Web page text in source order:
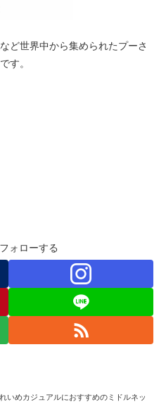
ど世界中から集められたプーさ
す。
ォローする
いめカジュアルにおすすめのミドルネッ